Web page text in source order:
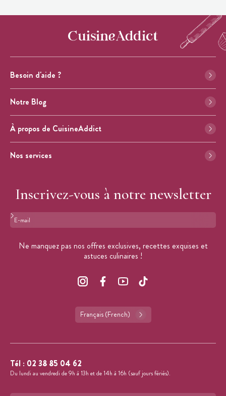
Besoin d'aide ?
Notre Blog
À propos de CuisineAddict
Nos services
Inscrivez-vous à notre newsletter
Format : adresse@email.com
Ne manquez pas nos offres exclusives, recettes exquises et
astuces culinaires !
Français (French)
Tél : 02 38 85 04 62
Du lundi au vendredi de 9h à 13h et de 14h à 16h (sauf jours fériés).